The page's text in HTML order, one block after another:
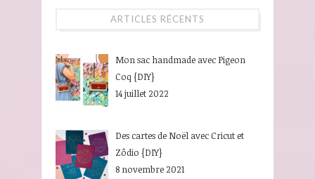
ARTICLES RÉCENTS
Mon sac handmade avec Pigeon
Coq {DIY}
14 juillet 2022
Des cartes de Noël avec Cricut et
Zôdio {DIY}
8 novembre 2021